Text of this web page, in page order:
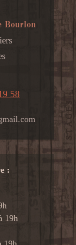
Bourlon
58
:
19h